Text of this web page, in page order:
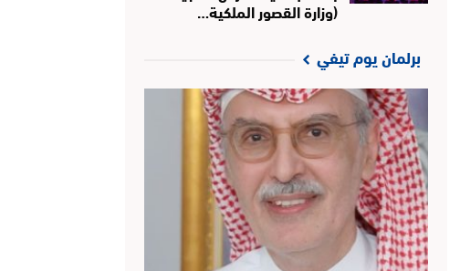
(وزارة القصور الملكية…
برلمان يوم تيفي